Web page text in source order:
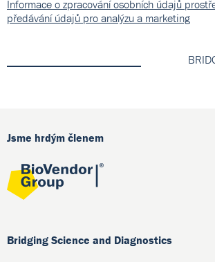
Informace o zpracování osobních údajů
předávání údajů pro analýzu a marketing
Jsme hrdým členem
Bridging Science and Diagnostics